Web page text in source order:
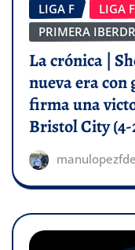
LIGA F
LIGA
PRIMERA
La crónica |
nueva era con
firma una
Bristol City